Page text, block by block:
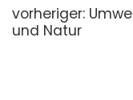
e
i
vorheriger: v
und Natur